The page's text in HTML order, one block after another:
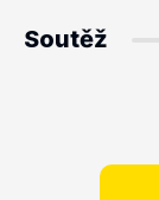
Soutěž